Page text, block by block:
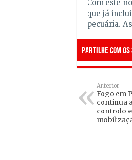
Com este
que já
pecuária.
Partilhe com os
Anterior
Fogo em
continua
controlo